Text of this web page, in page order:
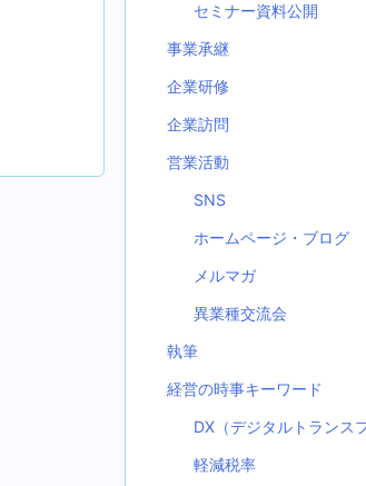
セミナー資料公開
事業承継
企業研修
企業訪問
営業活動
SNS
ホームページ・ブログ
メルマガ
異業種交流会
執筆
経営の時事キーワード
DX（デジタルトランス
軽減税率